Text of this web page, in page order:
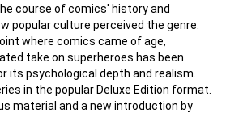
course of comics' history and
popular culture perceived the genre.
where comics came of age,
take on superheroes has been
its psychological depth and realism.
in the popular Deluxe Edition format.
material and a new introduction by